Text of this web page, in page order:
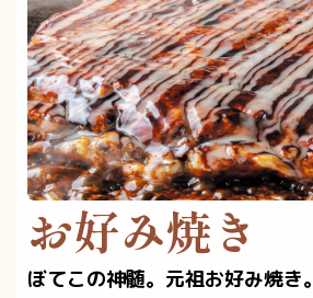
お好み焼き
ぼてこの神髄。元祖お好み焼き。